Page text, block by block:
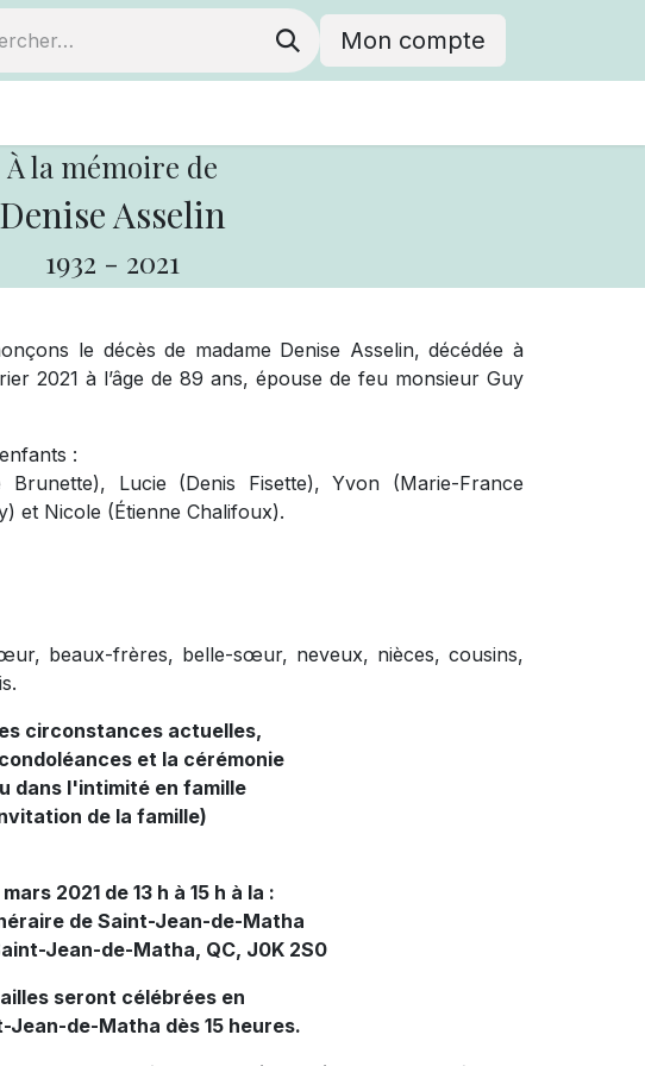
Mon compte
À la mémoire de
Denise Asselin
1932 - 2021
le décès de madame Denise Asselin, décédée à
2021 à l’âge de 89 ans, épouse de feu monsieur Guy
:
Lucie (Denis Fisette), Yvon (Marie-France
et Nicole (Étienne Chalifoux).
beaux-frères, belle-sœur, neveux, nièces, cousins,
circonstances actuelles,
et la cérémonie
dans l'intimité en famille
de la famille)
2021 de 13 h à 15 h à la :
de Saint-Jean-de-Matha
Jean-de-Matha, QC, J0K 2S0
seront célébrées en
Jean-de-Matha dès 15 heures.